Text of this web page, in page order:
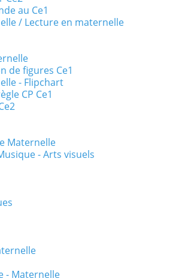
au Ce1
/ Lecture en maternelle
de figures Ce1
- Flipchart
CP Ce1
Maternelle
- Arts visuels
- Maternelle